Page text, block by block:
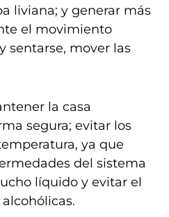
liviana; y generar más
el movimiento
sentarse, mover las
la casa
segura; evitar los
ya que
del sistema
líquido y evitar el